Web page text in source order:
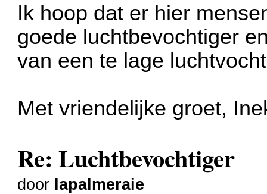
Ik hoop dat er hier
goede luchtbevochtiger
van een te lage
Met vriendelijke groet,
Re: Luchtbevochtiger
door lapalmeraie